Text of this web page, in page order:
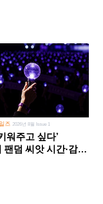
즈 2026년 8월 Issue 1
워주고 싶다’
팬덤 씨앗 시간·감정